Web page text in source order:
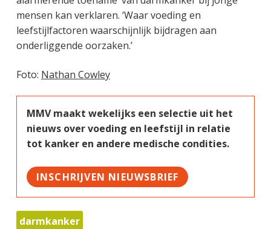
mensen kan verklaren. ‘Waar voeding en
leefstijlfactoren waarschijnlijk bijdragen aan
onderliggende oorzaken.’
Foto: Nathan Cowley
MMV maakt wekelijks een selectie uit het
nieuws over voeding en leefstijl in relatie
tot kanker en andere medische condities.
INSCHRIJVEN NIEUWSBRIEF
darmkanker